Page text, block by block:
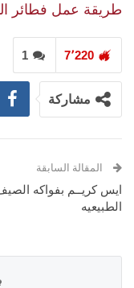
طريقة عمل فطائر
1 7٬220
مشاركة
المقالة السابقة
ايس كريــم بفواكه
الطبيعيه